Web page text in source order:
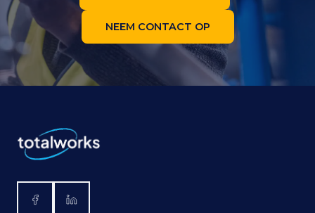
NEEM CONTACT OP